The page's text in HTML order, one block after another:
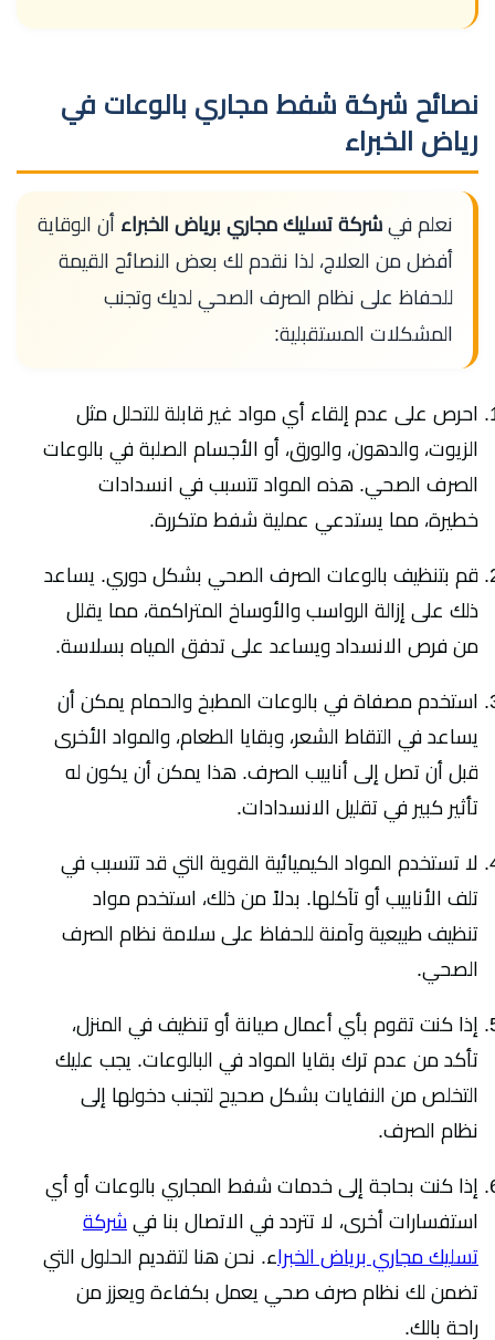
نصائح شركة شفط مجاري بالوعات في
رياض الخبراء
نعلم في شركة تسليك مجاري برياض الخبراء أن الوقاية
أفضل من العلاج، لذا نقدم لك بعض النصائح القيمة
للحفاظ على نظام الصرف الصحي لديك وتجنب
المشكلات المستقبلية:
احرص على عدم إلقاء أي مواد غير قابلة للتحلل مثل
الزيوت، والدهون، والورق، أو الأجسام الصلبة في بالوعات
الصرف الصحي. هذه المواد تتسبب في انسدادات
خطيرة، مما يستدعي عملية شفط متكررة.
قم بتنظيف بالوعات الصرف الصحي بشكل دوري. يساعد
ذلك على إزالة الرواسب والأوساخ المتراكمة، مما يقلل
من فرص الانسداد ويساعد على تدفق المياه بسلاسة.
استخدم مصفاة في بالوعات المطبخ والحمام يمكن أن
يساعد في التقاط الشعر، وبقايا الطعام، والمواد الأخرى
قبل أن تصل إلى أنابيب الصرف. هذا يمكن أن يكون له
تأثير كبير في تقليل الانسدادات.
لا تستخدم المواد الكيميائية القوية التي قد تتسبب في
تلف الأنابيب أو تآكلها. بدلاً من ذلك، استخدم مواد
تنظيف طبيعية وآمنة للحفاظ على سلامة نظام الصرف
الصحي.
إذا كنت تقوم بأي أعمال صيانة أو تنظيف في المنزل،
تأكد من عدم ترك بقايا المواد في البالوعات. يجب عليك
التخلص من النفايات بشكل صحيح لتجنب دخولها إلى
نظام الصرف.
إذا كنت بحاجة إلى خدمات شفط المجاري بالوعات أو أي
استفسارات أخرى، لا تتردد في الاتصال بنا في شركة
تسليك مجاري برياض الخبراء. نحن هنا لتقديم الحلول التي
تضمن لك نظام صرف صحي يعمل بكفاءة ويعزز من
راحة بالك.